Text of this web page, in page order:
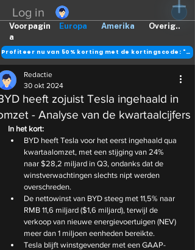
Log in
Europa Amerika Overig..
Voorpagin
a
Profiteer nu van 50% korting met de kortingscode: "DANK"
heeft zojuist Tesla ingehaald in
- Analyse van de kwartaalcijfers
Redactie
30 okt 2024
In het kort:
BYD heeft Tesla voor het eerst ingehaald qua
kwartaalomzet, met een stijging van 24%
naar $28,2 miljard in Q3, ondanks dat de
winstverwachtingen slechts nipt werden
overschreden.
De nettowinst van BYD steeg met 11,5% naar
RMB 11,6 miljard ($1,6 miljard), terwijl de
verkoop van nieuwe energievoertuigen (NEV)
meer dan 1 miljoen eenheden bereikte.
Tesla blijft winstgevender met een GAAP-